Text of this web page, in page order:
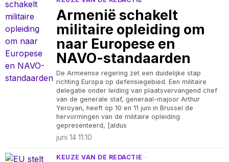
Armenië schakelt
militaire opleiding om
naar Europese en
NAVO-standaarden
De Armeense regering zet een duidelijke stap
richting Europa op defensiegebied. Een militaire
delegatie onder leiding van plaatsvervangend chef
van de generale staf, generaal-majoor Arthur
Yeroyan, heeft op 10 en 11 juni in Brussel de
hervormingen van de militaire opleiding
gepresenteerd, [aldus
juni 14 11:10
KEUZE VAN DE REDACTIE ·